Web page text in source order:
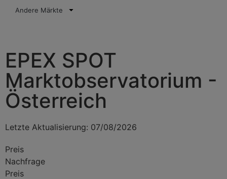
Andere Märkte
EPEX SPOT
Marktobservatorium -
Österreich
Letzte Aktualisierung: 07/08/2026
Preis
Nachfrage
Preis